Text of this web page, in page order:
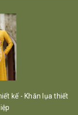
kế - Khăn lụa thiết